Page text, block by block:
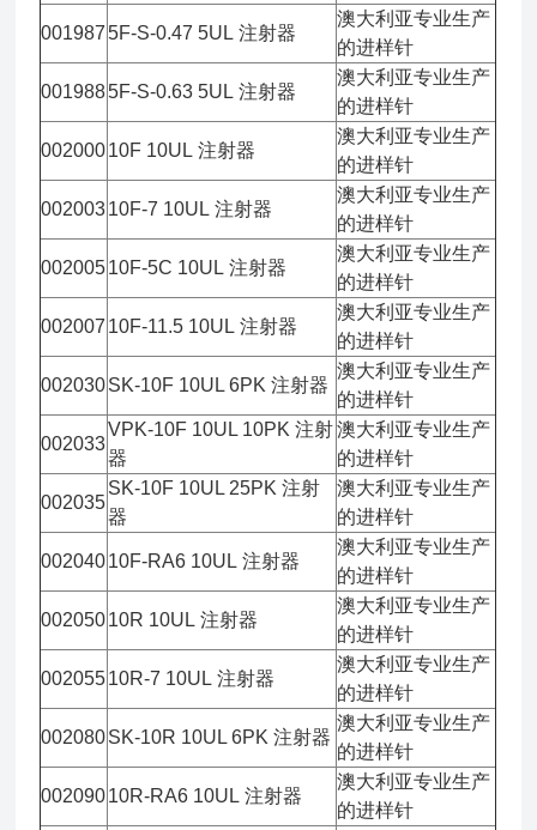
001987 5F-S-0.47 5UL 注射器
澳大利亚专业生产
的进样针
0019885F-S-0.63 5UL 注射器
澳大利亚专业生产
的进样针
00200010F 10UL 注射器
澳大利亚专业生产
的进样针
00200310F-7 10UL 注射器
澳大利亚专业生产
的进样针
00200510F-5C 10UL 注射器
澳大利亚专业生产
的进样针
002007 10F-11.5 10UL 注射器
澳大利亚专业生产
的进样针
002030SK-10F 10UL 6PK 注射器
澳大利亚专业生产
的进样针
002033
VPK-10F 10UL 10PK 注射
器
澳大利亚专业生产
的进样针
002035
SK-10F 10UL 25PK 注射
器
澳大利亚专业生产
的进样针
00204010F-RA6 10UL 注射器
澳大利亚专业生产
的进样针
00205010R 10UL 注射器
澳大利亚专业生产
的进样针
00205510R-7 10UL 注射器
澳大利亚专业生产
的进样针
002080SK-10R 10UL 6PK 注射器
澳大利亚专业生产
的进样针
00209010R-RA6 10UL 注射器
澳大利亚专业生产
的进样针